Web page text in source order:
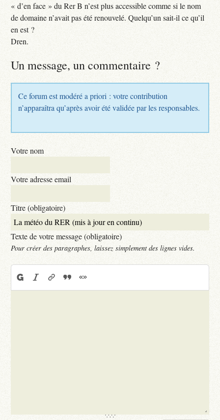
« d’en face » du Rer B n’est plus accessible comme si le nom
de domaine n’avait pas été renouvelé. Quelqu’un sait-il ce qu’il
en est ?
Dren.
Un message, un commentaire ?
Ce forum est modéré a priori : votre contribution
n’apparaîtra qu’après avoir été validée par les responsables.
Votre nom
Votre adresse email
Titre (obligatoire)
Texte de votre message (obligatoire)
Pour créer des paragraphes, laissez simplement des lignes vides.